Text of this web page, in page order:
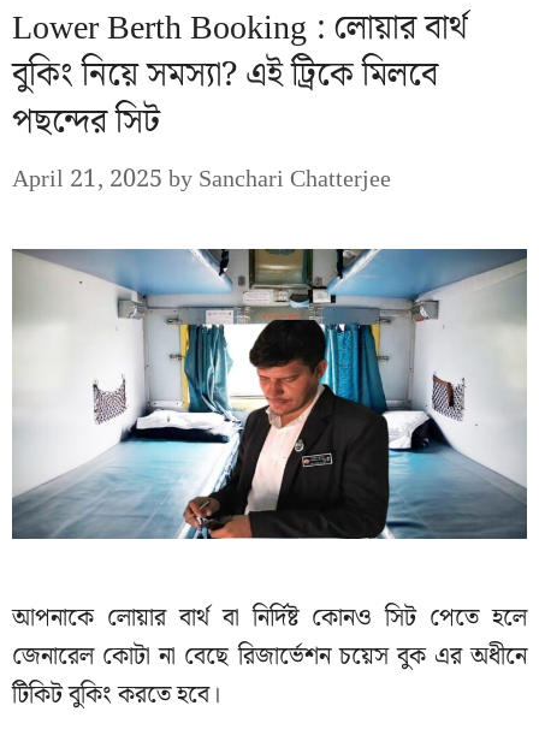
Lower Berth Booking : লোয়ার বার্থ
বুকিং নিয়ে সমস্যা? এই ট্রিকে মিলবে
পছন্দের সিট
April 21, 2025bySanchari Chatterjee
আপনাকে লোয়ার বার্থ বা নির্দিষ্ট কোনও সিট পেতে হলে
জেনারেল কোটা না বেছে রিজার্ভেশন চয়েস বুক এর অধীনে
টিকিট বুকিং করতে হবে।